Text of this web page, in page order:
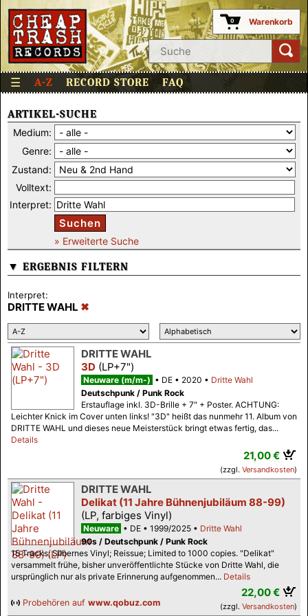
0 Warenkorb
☰ A-Z RECORD STORE FAQ
ARTIKEL-SUCHE
Medium:
Genre:
Zustand:
Volltext:
Interpret:
Suchen
» Erweiterte Suche
▼ ERGEBNIS FILTERN
Interpret:
DRITTE WAHL
DRITTE WAHL
3D (LP+7")
Neuware (m/m-) DE 2020
Dritte Wahl
Deutschpunk / Punk Rock
Erstauflage inkl. 3D-Brille + 7" + Poster. ACHTUNG:
Leichter Knick im Cover unten links! "3D" heißt das nunmehr 11. Album von
DRITTE WAHL und dieses neue Meisterstück bringt etwas fertig, das...
Details
21,00 €
(zzgl. Versandkosten)
DRITTE WAHL
Delikat (11 Jahre Bühnenjubiläum 88-99)
(LP, farbiges Vinyl)
Neuware DE 1999/2025
Dritte Wahl
90s / Deutschpunk / Punk Rock
15 Tracks; Silbernes Vinyl; Reissue; Limited to 1000 copies. "Delikat"
versammelt frühe, bisher unveröffentlichte Stücke von Dritte Wahl, die
ursprünglich nur als private Erinnerung aufgenommen... Details
Probehören auf www.qobuz.com
22,00 €
(zzgl. Versandkosten)